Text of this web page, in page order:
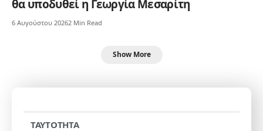
θα υποδυθεί η Γεωργία Μεσαρίτη
6 Αυγούστου 20262 Min Read
Show More
TAYTOTHTA